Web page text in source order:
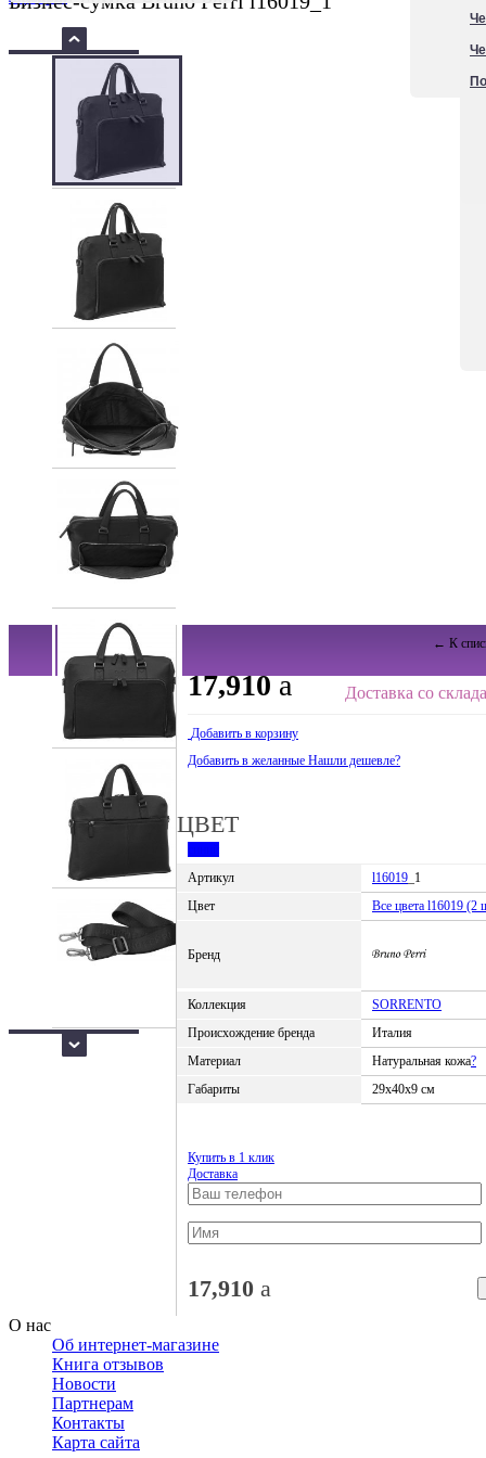
← К
Доставка со
17,910 a
Добавить в корзину
Добавить в желанные Нашли дешевле?
ЦВЕТ
Артикул
l16019 _1
Цвет
Все цвета l16019 (2
Бренд
Коллекция
SORRENTO
Происхождение бренда
Италия
Материал
Натуральная кожа?
Габариты
29x40x9 см
Купить в 1 клик
Доставка
17,910 a
О нас
Об интернет-магазине
Книга отзывов
Новости
Партнерам
Контакты
Карта сайта